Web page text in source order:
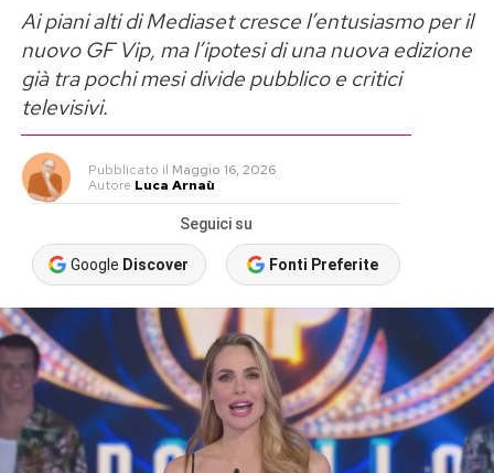
Ai piani alti di Mediaset cresce l’entusiasmo per il
nuovo GF Vip, ma l’ipotesi di una nuova edizione
già tra pochi mesi divide pubblico e critici
televisivi.
Pubblicato il Maggio 16, 2026
Autore Luca Arnaù
Seguici su
Google Discover Fonti Preferite